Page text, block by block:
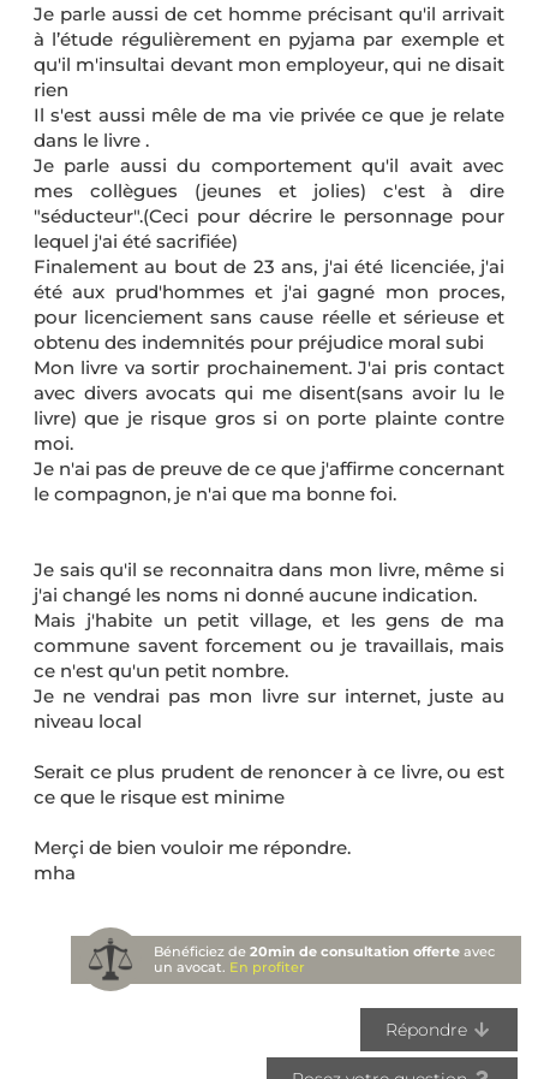
Je parle aussi de cet homme précisant qu'il arrivait
à l’étude régulièrement en pyjama par exemple et
qu'il m'insultai devant mon employeur, qui ne disait
rien
Il s'est aussi mêle de ma vie privée ce que je relate
dans le livre .
Je parle aussi du comportement qu'il avait avec
mes collègues (jeunes et jolies) c'est à dire
"séducteur".(Ceci pour décrire le personnage pour
lequel j'ai été sacrifiée)
Finalement au bout de 23 ans, j'ai été licenciée, j'ai
été aux prud'hommes et j'ai gagné mon proces,
pour licenciement sans cause réelle et sérieuse et
obtenu des indemnités pour préjudice moral subi
Mon livre va sortir prochainement. J'ai pris contact
avec divers avocats qui me disent(sans avoir lu le
livre) que je risque gros si on porte plainte contre
moi.
Je n'ai pas de preuve de ce que j'affirme concernant
le compagnon, je n'ai que ma bonne foi.
Je sais qu'il se reconnaitra dans mon livre, même si
j'ai changé les noms ni donné aucune indication.
Mais j'habite un petit village, et les gens de ma
commune savent forcement ou je travaillais, mais
ce n'est qu'un petit nombre.
Je ne vendrai pas mon livre sur internet, juste au
niveau local
Serait ce plus prudent de renoncer à ce livre, ou est
ce que le risque est minime
Merçi de bien vouloir me répondre.
mha
Bénéficiez de20min de consultation offerte avec
un avocat. En profiter
Répondre